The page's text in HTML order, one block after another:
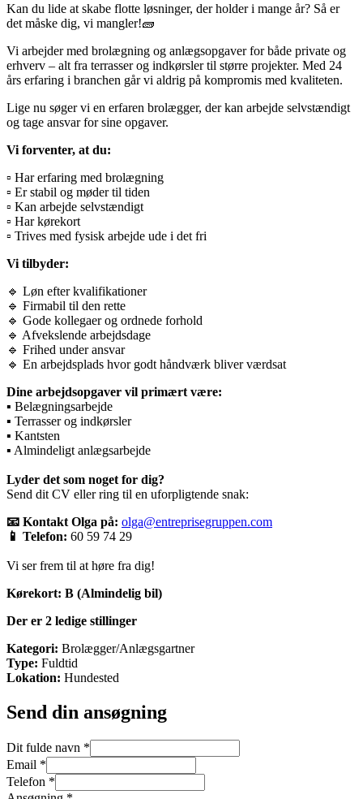
Kan du lide at skabe flotte løsninger, der holder i mange år? Så er
det måske dig, vi mangler!🧱
Vi arbejder med brolægning og anlægsopgaver for både private og
erhverv – alt fra terrasser og indkørsler til større projekter. Med 24
års erfaring i branchen går vi aldrig på kompromis med kvaliteten.
Lige nu søger vi en erfaren brolægger, der kan arbejde selvstændigt
og tage ansvar for sine opgaver.
Vi forventer, at du:
▫️ Har erfaring med brolægning
▫️ Er stabil og møder til tiden
▫️ Kan arbejde selvstændigt
▫️ Har kørekort
▫️ Trives med fysisk arbejde ude i det fri
Vi tilbyder:
🔹 Løn efter kvalifikationer
🔹 Firmabil til den rette
🔹 Gode kollegaer og ordnede forhold
🔹 Afvekslende arbejdsdage
🔹 Frihed under ansvar
🔹 En arbejdsplads hvor godt håndværk bliver værdsat
Dine arbejdsopgaver vil primært være:
▪️ Belægningsarbejde
▪️ Terrasser og indkørsler
▪️ Kantsten
▪️ Almindeligt anlægsarbejde
Lyder det som noget for dig?
Send dit CV eller ring til en uforpligtende snak:
📧 Kontakt Olga på: olga@entreprisegruppen.com
📱 Telefon: 60 59 74 29
Vi ser frem til at høre fra dig!
Kørekort: B (Almindelig bil)
Der er 2 ledige stillinger
Kategori: Brolægger/Anlægsgartner
Type: Fuldtid
Lokation: Hundested
Send din ansøgning
Dit fulde navn *
Email *
Telefon *